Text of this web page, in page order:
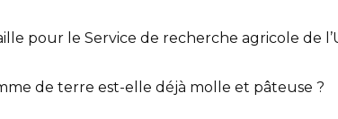
pour le Service de recherche agricole de
de terre est-elle déjà molle et pâteuse ?